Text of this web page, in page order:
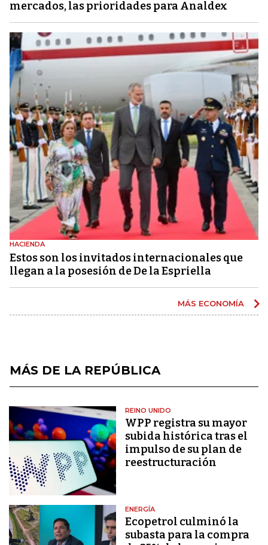
mercados, las prioridades para Analdex
HACIENDA
Estos son los invitados internacionales que
llegan a la posesión de De la Espriella
MÁS ECONOMÍA
MÁS DE LA REPÚBLICA
REINO UNIDO
WPP registra su mayor
subida histórica tras el
impulso de su plan de
reestructuración
ENERGÍA
Ecopetrol culminó la
subasta para la compra